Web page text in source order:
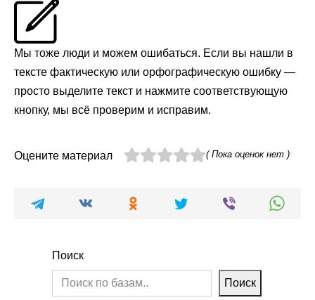
Мы тоже люди и можем ошибаться. Если вы нашли в
тексте фактическую или орфографическую ошибку —
просто выделите текст и нажмите соответствующую
кнопку, мы всё проверим и исправим.
Оцените материал ( Пока оценок нет )
Поиск
Поиск